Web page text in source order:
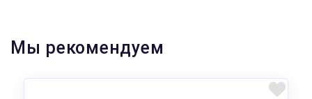
Мы рекомендуем